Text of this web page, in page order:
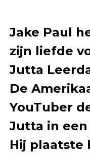
Jake Paul
zijn liefde
Jutta
De
YouTuber
Jutta in
Hij plaatste